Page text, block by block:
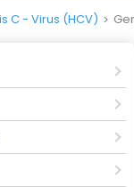
C - Virus (HCV) >